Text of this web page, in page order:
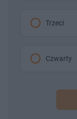
Trzeci
Czwarty